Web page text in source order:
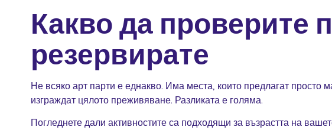
Какво да проверите
резервирате
Не всяко арт парти е еднакво. Има места, които предлагат просто
изграждат цялото преживяване. Разликата е голяма.
Погледнете дали активностите са подходящи за възрастта на